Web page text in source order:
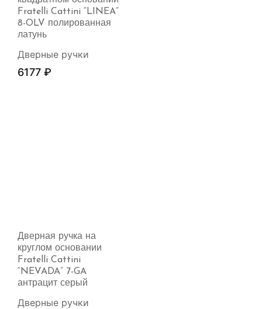
Fratelli Cattini “LINEA”
8-OLV полированная
латунь
Дверные ручки
6177 ₽
Дверная ручка на
круглом основании
Fratelli Cattini
“NEVADA” 7-GA
антрацит серый
Дверные ручки